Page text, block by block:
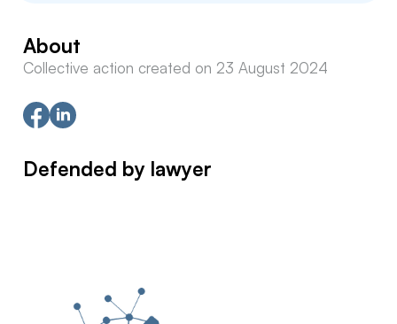
About
Collective action created on 23 August 2024
Defended by lawyer